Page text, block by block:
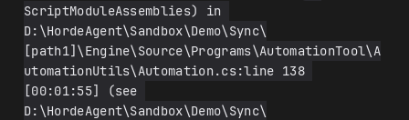
ScriptModuleAssemblies) in
D:\HordeAgent\Sandbox\Demo\Sync\
[path1]\Engine\Source\Programs\AutomationTool\A
utomationUtils\Automation.cs:line 138
[00:01:55] (see
D:\HordeAgent\Sandbox\Demo\Sync\